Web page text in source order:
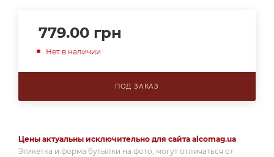
779.00 грн
Нет в наличии
ПОД ЗАКАЗ
Цены актуальны исключительно для сайта alcomag.ua
Этикетка и форма бутылки на фото, могут отличаться от